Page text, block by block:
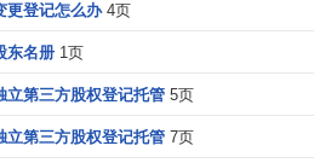
据股份类别记名所有股东的姓名
股份的数量和类别。”我国现行公
名册置备义务，但是没有明确规
股东名册的置备。鉴于股东名册
范畴，因此公司法修改应该参照
更登记怎么办 4页
东名册 1页
立第三方股权登记托管 5页
立第三方股权登记托管 7页